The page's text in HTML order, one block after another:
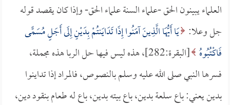
العلماء يبينون الحق -علماء السنة علماء الحق- وإذا كان يقصد قوله
جل وعلا: يَا أَيُّهَا الَّذِينَ آمَنُوا إِذَا تَدَايَنتُمْ بِدَيْنٍ إِلَى أَجَلٍ مُسَمًّى
فَاكْتُبُوهُ
[البقرة:282]، هذه ليس فيها حل الربا هذه مجملة،
فسرها النبي صلى الله عليه وسلم بالنصوص، فالمراد إذا تداينوا
بدين يعني: باع سلعة بدين، باع بيته بدين، باع له طعام بنقود دين،